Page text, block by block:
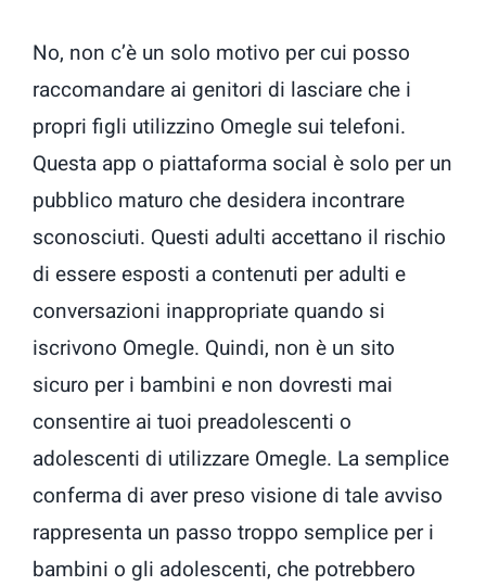
No, non c’è un solo motivo per cui posso
raccomandare ai genitori di lasciare che i
propri figli utilizzino Omegle sui telefoni.
Questa app o piattaforma social è solo per un
pubblico maturo che desidera incontrare
sconosciuti. Questi adulti accettano il rischio
di essere esposti a contenuti per adulti e
conversazioni inappropriate quando si
iscrivono Omegle. Quindi, non è un sito
sicuro per i bambini e non dovresti mai
consentire ai tuoi preadolescenti o
adolescenti di utilizzare Omegle. La semplice
conferma di aver preso visione di tale avviso
rappresenta un passo troppo semplice per i
bambini o gli adolescenti, che potrebbero